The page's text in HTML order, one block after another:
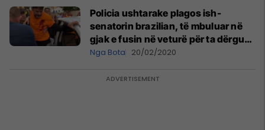
Policia ushtarake plagos ish-
senatorin brazilian, të mbuluar në
gjak e fusin në veturë për ta dërguar
në spital
Nga Bota 20/02/2020